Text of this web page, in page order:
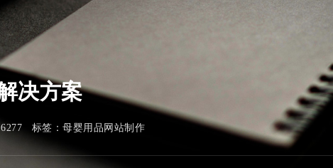
决方案
标签： 母婴用品网站制作